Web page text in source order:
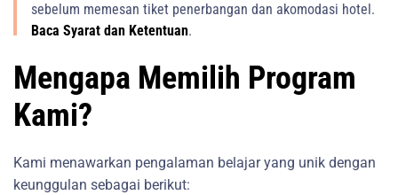
sebelum memesan tiket penerbangan dan akomodasi hotel.
Baca Syarat dan Ketentuan.
Mengapa Memilih Program
Kami?
Kami menawarkan pengalaman belajar yang unik dengan
keunggulan sebagai berikut: